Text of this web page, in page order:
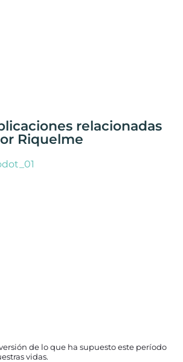
relacionadas
Riquelme
de lo que ha supuesto este período
vidas.